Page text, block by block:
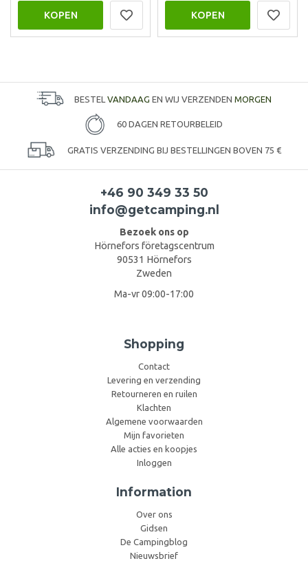
KOPEN KOPEN
BESTEL VANDAAG EN WIJ VERZENDEN MORGEN
60 DAGEN RETOURBELEID
GRATIS VERZENDING BIJ BESTELLINGEN BOVEN 75 €
+46 90 349 33 50
info@getcamping.nl
Bezoek ons op
Hörnefors företagscentrum
90531 Hörnefors
Zweden
Ma-vr 09:00-17:00
Shopping
Contact
Levering en verzending
Retourneren en ruilen
Klachten
Algemene voorwaarden
Mijn favorieten
Alle acties en koopjes
Inloggen
Information
Over ons
Gidsen
De Campingblog
Nieuwsbrief